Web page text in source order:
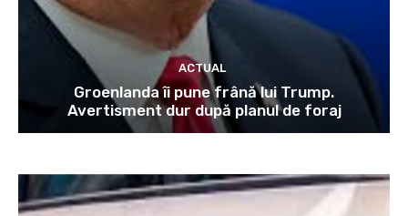
ACTUAL
Groenlanda îi pune frână lui Trump.
Avertisment dur după planul de foraj